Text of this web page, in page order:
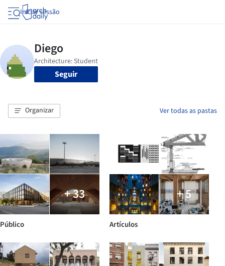
Iniciar sessão
Seguir
Organizar Ver todas as pastas
+ 33
Público
+ 5
Artículos